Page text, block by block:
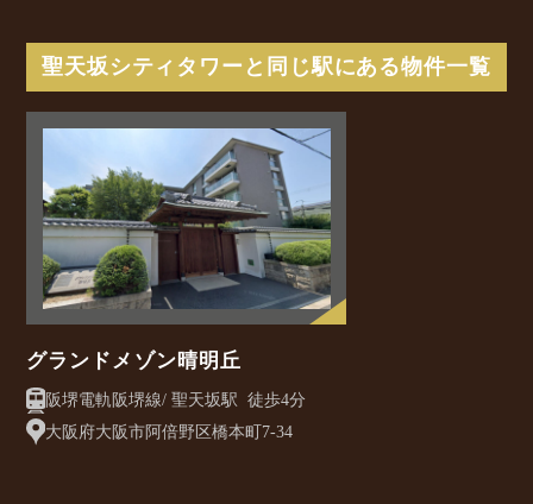
聖天坂シティタワーと同じ駅にある物件一覧
グランドメゾン晴明丘
阪堺電軌阪堺線/ 聖天坂駅 徒歩4分
大阪府大阪市阿倍野区橋本町7-34